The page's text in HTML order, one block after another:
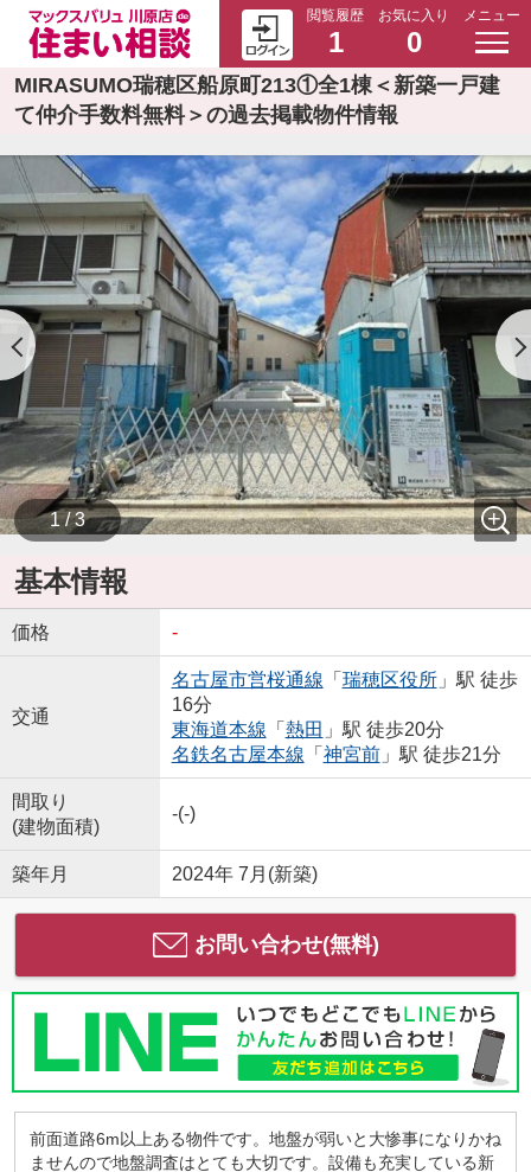
閲覧履歴
1
お気に入り
0
メニュー
MIRASUMO瑞穂区船原町213①全1棟＜新築一戸建
て仲介手数料無料＞の過去掲載物件情報
1 / 3
基本情報
価格 -
交通
名古屋市営桜通線 「 瑞穂区役所」駅 徒歩
16分
東海道本線 「 熱田 」駅 徒歩20分
名鉄名古屋本線 「 神宮前」駅 徒歩21分
間取り
(建物面積)
-(-)
築年月 2024年 7月(新築)
お問い合わせ(無料)
前面道路6m以上ある物件です。地盤が弱いと大惨事になりかね
ませんので地盤調査はとても大切です。設備も充実している新